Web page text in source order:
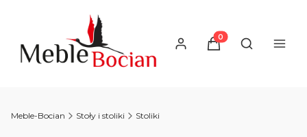
Produkty w
Otwórz
Meble-Bocian Stoły i stoliki Stoliki